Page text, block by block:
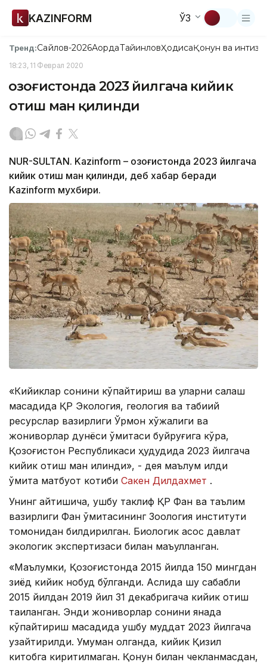
KAZINFORM ЎЗ
Тренд:Сайлов-2026АқордаТайинловҲодисаҚонун ва
18:23, 11 Феврал 2020
Қозоғистонда 2023 йилгача кийик
отиш ман қилинди
NUR-SULTAN. Kazinform – Қозоғистонда 2023 йилгача
кийик отиш ман қилинди, деб хабар беради
Kazinform мухбири.
«Кийиклар сонини кўпайтириш ва уларни сақлаш
мақсадида ҚР Экология, геология ва табиий
ресурслар вазирлиги Ўрмон хўжалиги ва
жониворлар дунёси қўмитаси буйруғига кўра,
Қозоғистон Республикаси ҳудудида 2023 йилгача
кийик отиш ман қилинди», - дея маълум қилди
қўмита матбуот котиби Сакен Дилдахмет .
Унинг айтишича, ушбу таклиф ҚР Фан ва таълим
вазирлиги Фан қўмитасининг Зоология институти
томонидан билдирилган. Биологик асос давлат
экологик экспертизаси билан маъқулланган.
«Маълумки, Қозоғистонда 2015 йилда 150 мингдан
зиёд кийик нобуд бўлганди. Аслида шу сабабли
2015 йилдан 2019 йил 31 декабригача кийик отиш
тақиқланган. Энди жониворлар сонини янада
кўпайтириш мақсадида ушбу муддат 2023 йилгача
узайтирилди. Умуман олганда, кийик Қизил
китобга киритилмаган. Қонун билан чекланмасдан,